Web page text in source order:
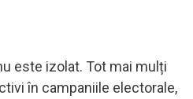
este izolat. Tot mai mulți
în campaniile electorale,